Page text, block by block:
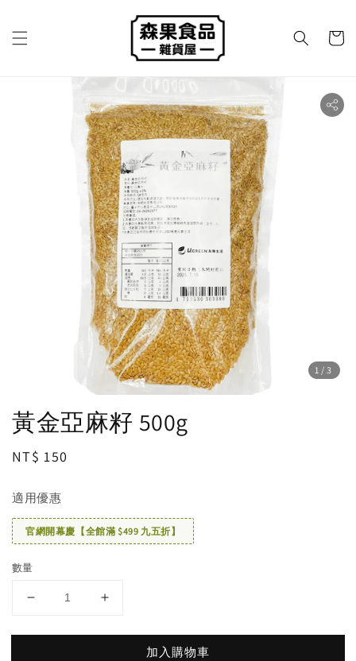
1 /3
黃金亞麻籽 500g
Regular
NT$ 150
適用優惠
官網開幕慶【全館滿 $499 九五折】
數量
加入購物車